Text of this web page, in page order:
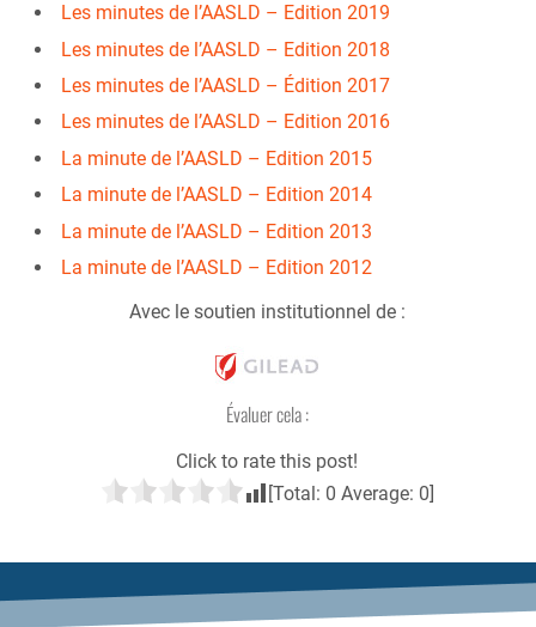
Les minutes de l’AASLD – Edition 2019
Les minutes de l’AASLD – Edition 2018
Les minutes de l’AASLD – Édition 2017
Les minutes de l’AASLD – Edition 2016
La minute de l’AASLD – Edition 2015
La minute de l’AASLD – Edition 2014
La minute de l’AASLD – Edition 2013
La minute de l’AASLD – Edition 2012
Avec le soutien institutionnel de :
Évaluer cela :
Click to rate this post!
[Total: 0 Average: 0]